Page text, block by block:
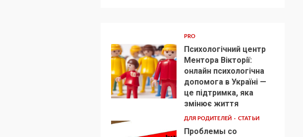
1
PRO
Психологічний центр
Ментора Вікторії:
онлайн психологічна
допомога в Україні —
це підтримка, яка
змінює життя
ДЛЯ РОДИТЕЛЕЙ СТАТЬИ
Проблемы со